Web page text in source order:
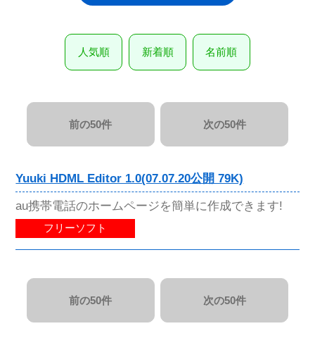
人気順 新着順 名前順
前の50件 次の50件
Yuuki HDML Editor 1.0(07.07.20公開 79K)
au携帯電話のホームページを簡単に作成できます!
フリーソフト
前の50件 次の50件